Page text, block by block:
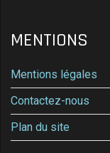
MENTIONS
Mentions légales
Contactez-nous
Plan du site